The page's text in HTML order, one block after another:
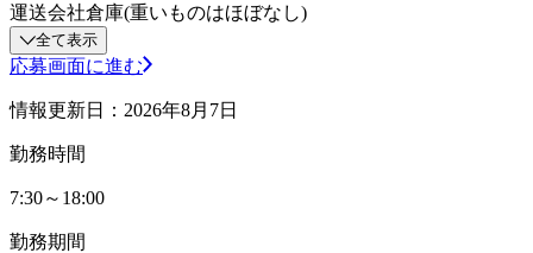
運送会社倉庫(重いものはほぼなし)
全て表示
応募画面に進む
情報更新日：2026年8月7日
勤務時間
7:30～18:00
勤務期間